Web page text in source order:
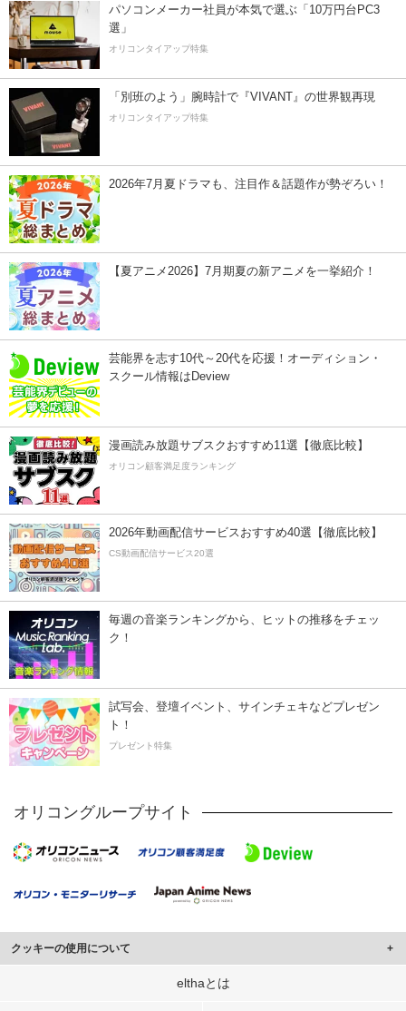
パソコンメーカー社員が本気で選ぶ「10万円台PC3
選」
オリコンタイアップ特集
「別班のよう」腕時計で『VIVANT』の世界観再現
オリコンタイアップ特集
2026年7月夏ドラマも、注目作＆話題作が勢ぞろい！
【夏アニメ2026】7月期夏の新アニメを一挙紹介！
芸能界を志す10代～20代を応援！オーディション・
スクール情報はDeview
漫画読み放題サブスクおすすめ11選【徹底比較】
オリコン顧客満足度ランキング
2026年動画配信サービスおすすめ40選【徹底比較】
CS動画配信サービス20選
毎週の音楽ランキングから、ヒットの推移をチェッ
ク！
試写会、登壇イベント、サインチェキなどプレゼン
ト！
プレゼント特集
オリコングループサイト
クッキーの使用について
このサイトでは Cookie を使用して、ユーザーに合わせたコンテンツや広告の
elthaとは